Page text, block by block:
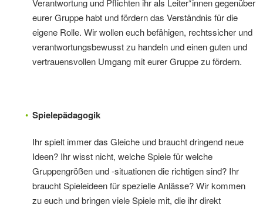
Verantwortung und Pflichten ihr als Leiter*innen gegenüber
eurer Gruppe habt und fördern das Verständnis für die
eigene Rolle. Wir wollen euch befähigen, rechtssicher und
verantwortungsbewusst zu handeln und einen guten und
vertrauensvollen Umgang mit eurer Gruppe zu fördern.
Spielepädagogik
Ihr spielt immer das Gleiche und braucht dringend neue
Ideen? Ihr wisst nicht, welche Spiele für welche
Gruppengrößen und -situationen die richtigen sind? Ihr
braucht Spieleideen für spezielle Anlässe? Wir kommen
zu euch und bringen viele Spiele mit, die ihr direkt